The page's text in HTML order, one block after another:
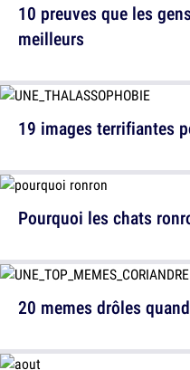
10 preuves que les
meilleurs
Pourquoi les chats
19 images terrifiantes
20 memes drôles